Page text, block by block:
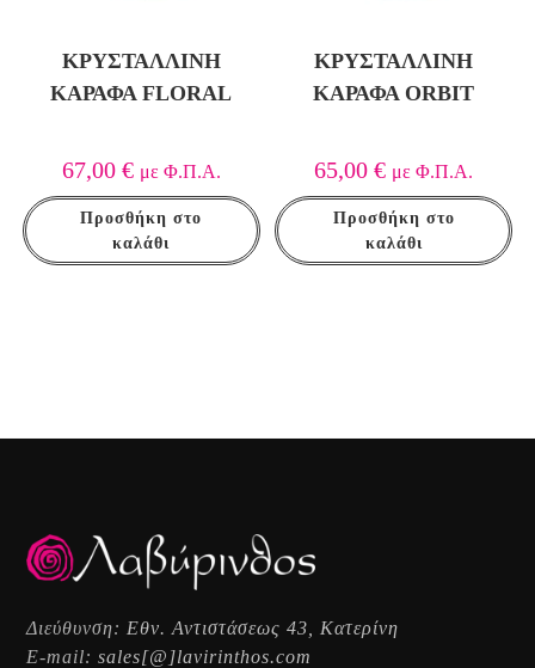
ΚΡΥΣΤΆΛΛΙΝΗ
ΚΑΡΆΦΑ FLORAL
67,00 € με Φ.Π.Α.
Προσθήκη στο
καλάθι
ΚΡΥΣΤΆΛΛΙΝΗ
ΚΑΡΆΦΑ ORBIT
65,00€ με Φ.Π.Α.
Προσθήκη στο
καλάθι
Διεύθυνση: Εθν. Αντιστάσεως 43, Κατερίνη
E-mail:sales[@]lavirinthos.com